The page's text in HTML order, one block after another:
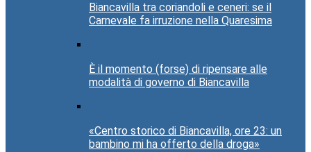
Biancavilla tra coriandoli e ceneri: se il
Carnevale fa irruzione nella Quaresima
È il momento (forse) di ripensare alle
modalità di governo di Biancavilla
«Centro storico di Biancavilla, ore 23: un
bambino mi ha offerto della droga»